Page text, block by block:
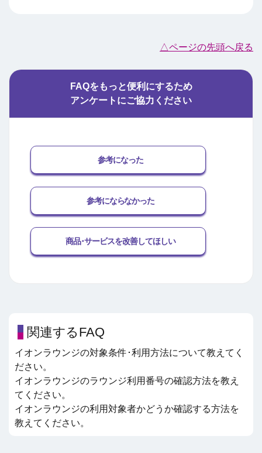
△ページの先頭へ戻る
FAQをもっと便利にするため
アンケートにご協力ください
参考になった
参考にならなかった
商品･サービスを改善してほしい
関連するFAQ
イオンラウンジの対象条件･利用方法について教えてく
ださい。
イオンラウンジのラウンジ利用番号の確認方法を教え
てください。
イオンラウンジの利用対象者かどうか確認する方法を
教えてください。